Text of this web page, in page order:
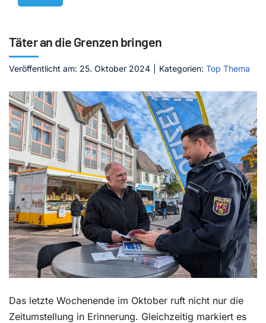
Service
Mediathek
Jetzt abonnieren
Kontakt
Täter an die Grenzen bringen
Veröffentlicht am: 25. Oktober 2024 Kategorien: Top Thema
Das letzte Wochenende im Oktober ruft nicht nur die
Zeitumstellung in Erinnerung. Gleichzeitig markiert es